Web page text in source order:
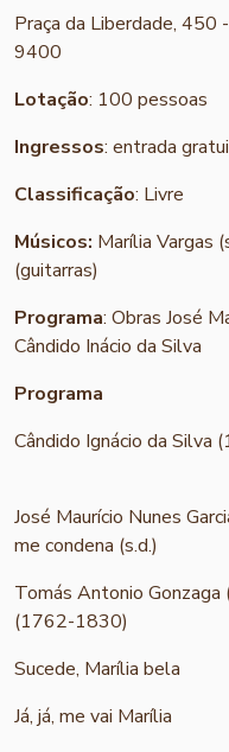
Praça da Liberdade, 450
9400
Lotação: 100 pessoas
Ingressos: entrada
Classificação: Livre
Músicos: Marília Vargas
(guitarras)
Programa: Obras José
Cândido Inácio da Silva
Programa
Cândido Ignácio da Silva
José Maurício Nunes
me condena (s.d.)
Tomás Antonio
(1762-1830)
Sucede, Marília bela
Já, já, me vai Marília